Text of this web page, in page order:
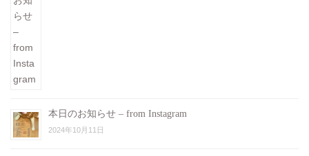
本日のお知らせ – from Instagram
2024年10月11日